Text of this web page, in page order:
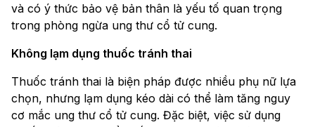
và có ý thức bảo vệ bản thân là yếu tố quan trọng
trong phòng ngừa ung thư cổ tử cung.
Không lạm dụng thuốc tránh thai
Thuốc tránh thai là biện pháp được nhiều phụ nữ lựa
chọn, nhưng lạm dụng kéo dài có thể làm tăng nguy
cơ mắc ung thư cổ tử cung. Đặc biệt, việc sử dụng